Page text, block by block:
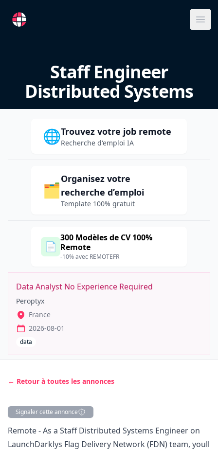
RemoteFR
Staff Engineer
Distributed Systems
🌐Trouvez votre job remote
Recherche d'emploi IA
🗂️
Organisez votre
recherche d’emploi
Template 100% gratuit
📄
300 Modèles de CV 100%
Remote
-10% avec REMOTEFR
Data Analyst No Experience Required
Peroptyx
France
2026-08-01
data
← Retour à toutes les annonces
Signaler cette annonce
Description
Remote - As a Staff Distributed Systems Engineer on
LaunchDarklys Flag Delivery Network (FDN) team, youll